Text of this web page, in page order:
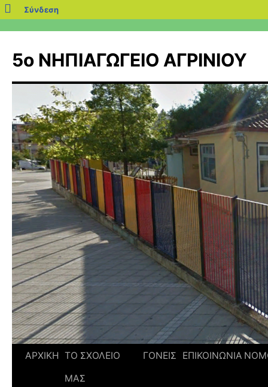
blogs.sch.gr
Σύνδεση
περιεχόμενο
5ο ΝΗΠΙΑΓΩΓΕΙΟ ΑΓΡΙΝΙΟΥ
ΑΡΧΙΚΗ ΤΟ ΣΧΟΛΕΙΟ
ΜΑΣ
ΓΟΝΕΙΣ ΕΠΙΚΟΙΝΩΝΙΑ